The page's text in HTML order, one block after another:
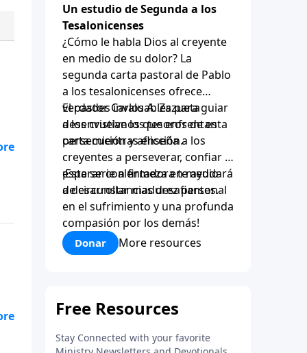
Un estudio de Segunda a los
Tesalonicenses
¿Cómo le habla Dios al creyente
en medio de su dolor? La
segunda carta pastoral de Pablo
a los tesalonicenses ofrece
verdades invaluables para guiar
a los cristianos que enfrentan
persecución y aflicción.
El pastor Carlos A. Zazueta
desenvuelve los tesoros de esta
carta mientras enseña a los
creyentes a perseverar, confiar y
esperar con firmeza en medio
de circunstancias desafiantes.
¡Esta serie alentadora te ayudará
a desarrollar madurez personal
en el sufrimiento y una profunda
compasión por los demás!
Donar More resources